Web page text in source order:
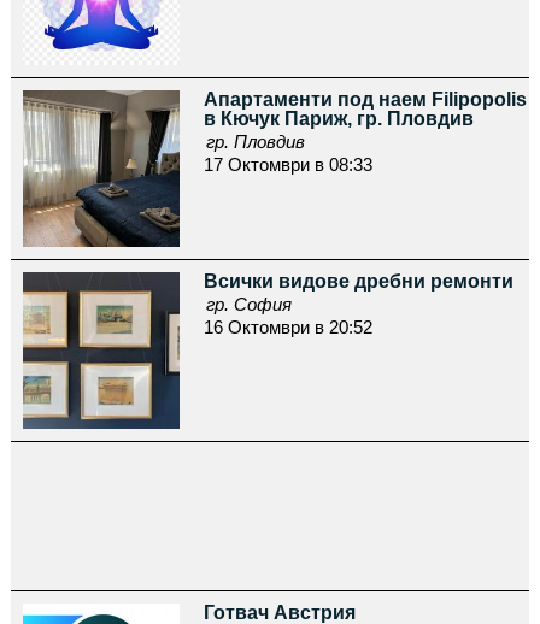
Апартаменти под наем Filipopolis
в Кючук Париж, гр. Пловдив
гр. Пловдив
17 Октомври в 08:33
Всички видове дребни ремонти
гр. София
16 Октомври в 20:52
Готвач Австрия